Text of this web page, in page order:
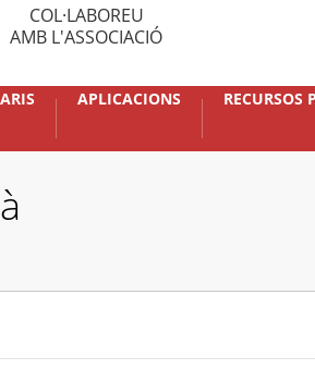
COL·LABOREU
AMB L'ASSOCIACIÓ
APLICACIONS RECURSOS